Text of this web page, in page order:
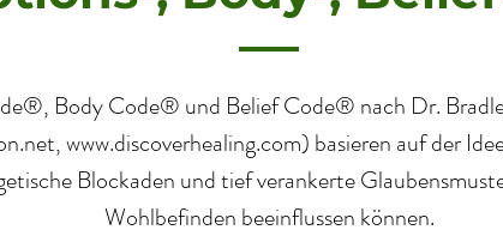
Body Code® und Belief Code® nach Dr.
,www.discoverhealing.com) basieren auf der
Blockaden und tief verankerte
Wohlbefinden beeinflussen können.